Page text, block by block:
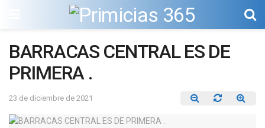
BARRACAS CENTRAL ES DE
PRIMERA .
23 de diciembre de 2021